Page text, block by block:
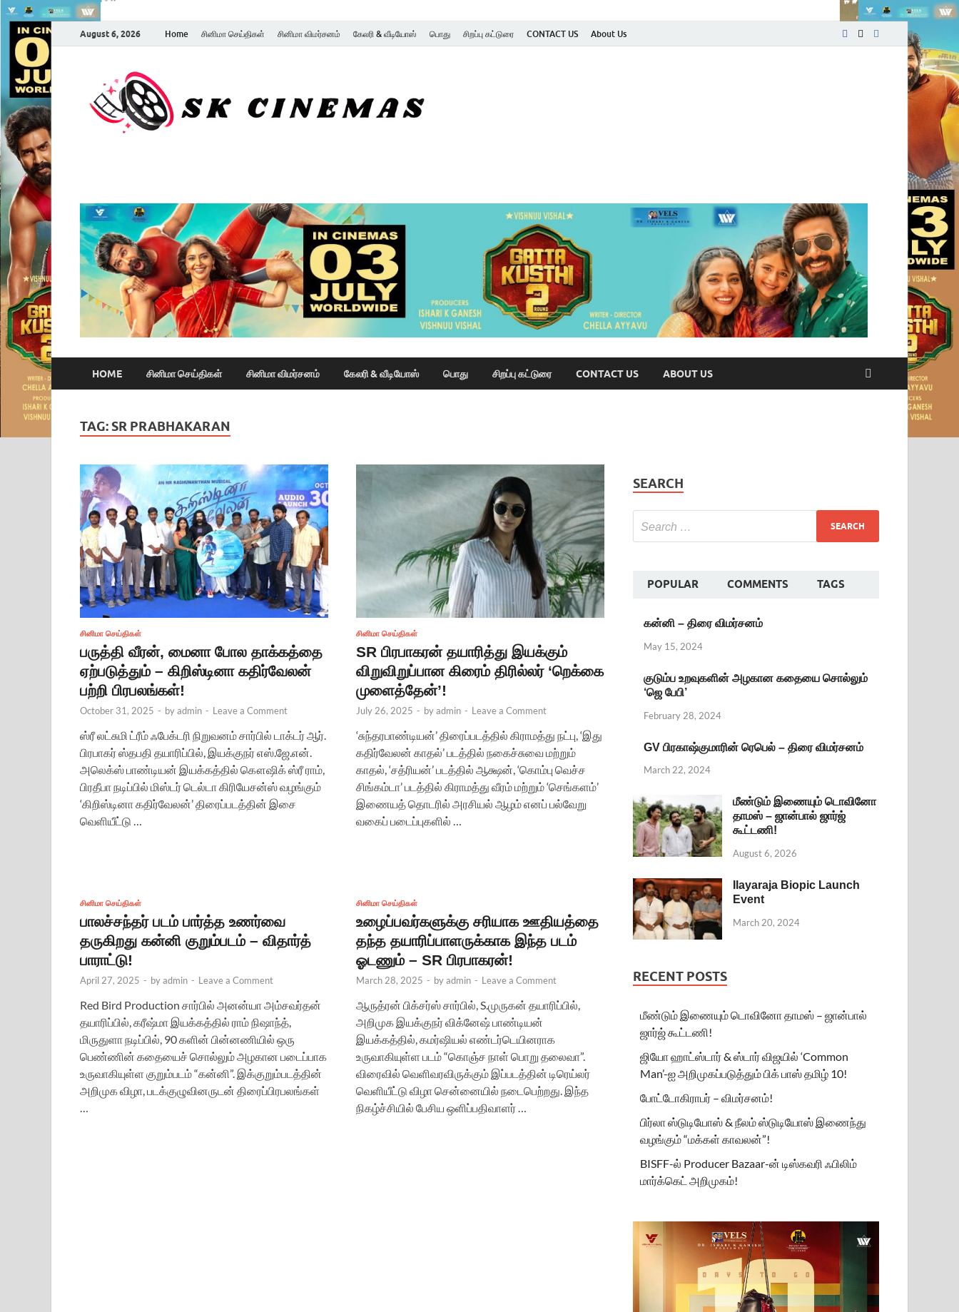
August 6, 2026 Home சினிமா செய்திகள் சினிமா விமர்சனம் கேலரி & வீடியோஸ் பொது சிறப்பு கட்டுரை CONTACT US About Us
HOME சினிமா செய்திகள் சினிமா விமர்சனம் கேலரி & வீடியோஸ் பொது சிறப்பு கட்டுரை CONTACT US ABOUT US
TAG: SR PRABHAKARAN
சினிமா செய்திகள்
பருத்தி வீரன், மைனா போல தாக்கத்தை
ஏற்படுத்தும் – கிறிஸ்டினா கதிர்வேலன்
பற்றி பிரபலங்கள்!
October 31, 2025 - byadmin - Leave a Comment
ஸ்ரீ லட்சுமி ட்ரீம் ஃபேக்டரி நிறுவனம் சார்பில் டாக்டர் ஆர்.
பிரபாகர் ஸ்தபதி தயாரிப்பில், இயக்குநர் எஸ்.ஜே.என்.
அலெக்ஸ் பாண்டியன் இயக்கத்தில் கௌஷிக் ஸ்ரீ ராம்,
பிரதீபா நடிப்பில் மிஸ்டர் டெல்டா கிரியேசன்ஸ் வழங்கும்
‘கிறிஸ்டினா கதிர்வேலன்’ திரைப்படத்தின் இசை
வெளியீட்டு …
சினிமா செய்திகள்
SR பிரபாகரன் தயாரித்து இயக்கும்
விறுவிறுப்பான கிரைம் திரில்லர் ‘றெக்கை
முளைத்தேன்’!
July 26, 2025 - byadmin - Leave a Comment
‘சுந்தரபாண்டியன்’ திரைப்படத்தில் கிராமத்து நட்பு, ‘இது
கதிர்வேலன் காதல்’ படத்தில் நகைச்சுவை மற்றும்
காதல், ‘சத்ரியன்’ படத்தில் ஆக்ஷன், ‘கொம்பு வெச்ச
சிங்கம்டா’ படத்தில் கிராமத்து வீரம் மற்றும் ‘செங்களம்’
இணையத் தொடரில் அரசியல் ஆழம் எனப் பல்வேறு
வகைப் படைப்புகளில் …
சினிமா செய்திகள்
பாலச்சந்தர் படம் பார்த்த உணர்வை
தருகிறது கன்னி குறும்படம் – விதார்த்
பாராட்டு!
April 27, 2025 - byadmin - Leave a Comment
Red Bird Production சார்பில் அனன்யா அம்சவர்தன்
தயாரிப்பில், கரீஷ்மா இயக்கத்தில் ராம் நிஷாந்த்,
மிருதுளா நடிப்பில், 90 களின் பின்னணியில் ஒரு
பெண்ணின் கதையைச் சொல்லும் அழகான படைப்பாக
உருவாகியுள்ள குறும்படம் “கன்னி”. இக்குறும்படத்தின்
அறிமுக விழா, படக்குழுவினருடன் திரைப்பிரபலங்கள்
சினிமா செய்திகள்
உழைப்பவர்களுக்கு சரியாக ஊதியத்தை
தந்த தயாரிப்பாளருக்காக இந்த படம்
ஓடணும் – SR பிரபாகரன்!
March 28, 2025 - byadmin - Leave a Comment
ஆருத்ரன் பிக்சர்ஸ் சார்பில், S.முருகன் தயாரிப்பில்,
அறிமுக இயக்குநர் விக்னேஷ் பாண்டியன்
இயக்கத்தில், கமர்ஷியல் எண்டர்டெயினராக
உருவாகியுள்ள படம் “கொஞ்ச நாள் பொறு தலைவா”.
விரைவில் வெளிவரவிருக்கும் இப்படத்தின் டிரெய்லர்
வெளியீட்டு விழா சென்னையில் நடைபெற்றது. இந்த
நிகழ்ச்சியில் பேசிய ஒளிப்பதிவாளர் …
SEARCH
POPULAR COMMENTS TAGS
கன்னி – திரை விமர்சனம்
May 15, 2024
குடும்ப உறவுகளின் அழகான கதையை சொல்லும்
‘ஜெ பேபி’
February 28, 2024
GV பிரகாஷ்குமாரின் ரெபெல் – திரை விமர்சனம்
March 22, 2024
மீண்டும் இணையும் டொவினோ
தாமஸ் – ஜான்பால் ஜார்ஜ்
கூட்டணி!
August 6, 2026
Ilayaraja Biopic Launch
Event
March 20, 2024
RECENT POSTS
மீண்டும் இணையும் டொவினோ தாமஸ் – ஜான்பால்
ஜார்ஜ் கூட்டணி!
ஜியோ ஹாட்ஸ்டார் & ஸ்டார் விஜயில் ‘Common
Man’-ஐ அறிமுகப்படுத்தும் பிக் பாஸ் தமிழ் 10!
போட்டோகிராபர் – விமர்சனம்!
பிர்லா ஸ்டுடியோஸ் & நீலம் ஸ்டுடியோஸ் இணைந்து
வழங்கும் “மக்கள் காவலன்”!
BISFF-ல் Producer Bazaar-ன் டிஸ்கவரி ஃபிலிம்
மார்க்கெட் அறிமுகம்!